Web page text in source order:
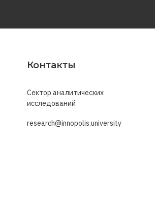
Контакты
Сектор аналитических
исследований
research@innopolis.university